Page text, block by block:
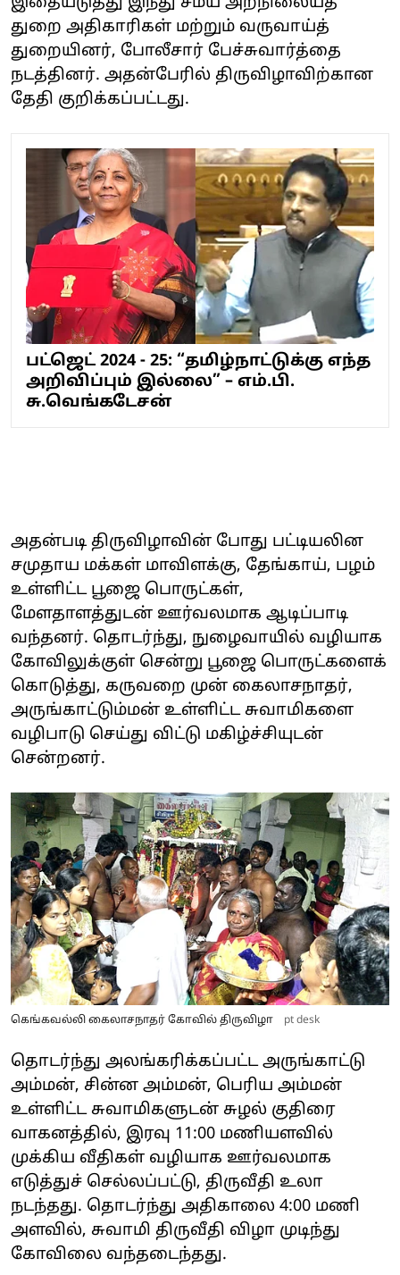
துறை அதிகாரிகள் மற்றும் வருவாய்த்
துறையினர், போலீசார் பேச்சுவார்த்தை
நடத்தினர். அதன்பேரில் திருவிழாவிற்கான
தேதி குறிக்கப்பட்டது.
பட்ஜெட் 2024 - 25: “தமிழ்நாட்டுக்கு எந்த
அறிவிப்பும் இல்லை” – எம்.பி.
சு.வெங்கடேசன்
அதன்படி திருவிழாவின் போது பட்டியலின
சமுதாய மக்கள் மாவிளக்கு, தேங்காய், பழம்
உள்ளிட்ட பூஜை பொருட்கள்,
மேளதாளத்துடன் ஊர்வலமாக ஆடிப்பாடி
வந்தனர். தொடர்ந்து, நுழைவாயில் வழியாக
கோவிலுக்குள் சென்று பூஜை பொருட்களைக்
கொடுத்து, கருவறை முன் கைலாசநாதர்,
அருங்காட்டும்மன் உள்ளிட்ட சுவாமிகளை
வழிபாடு செய்து விட்டு மகிழ்ச்சியுடன்
சென்றனர்.
கெங்கவல்லி கைலாசநாதர் கோவில் திருவிழா pt desk
தொடர்ந்து அலங்கரிக்கப்பட்ட அருங்காட்டு
அம்மன், சின்ன அம்மன், பெரிய அம்மன்
உள்ளிட்ட சுவாமிகளுடன் சுழல் குதிரை
வாகனத்தில், இரவு 11:00 மணியளவில்
முக்கிய வீதிகள் வழியாக ஊர்வலமாக
எடுத்துச் செல்லப்பட்டு, திருவீதி உலா
நடந்தது. தொடர்ந்து அதிகாலை 4:00 மணி
அளவில், சுவாமி திருவீதி விழா முடிந்து
கோவிலை வந்தடைந்தது.